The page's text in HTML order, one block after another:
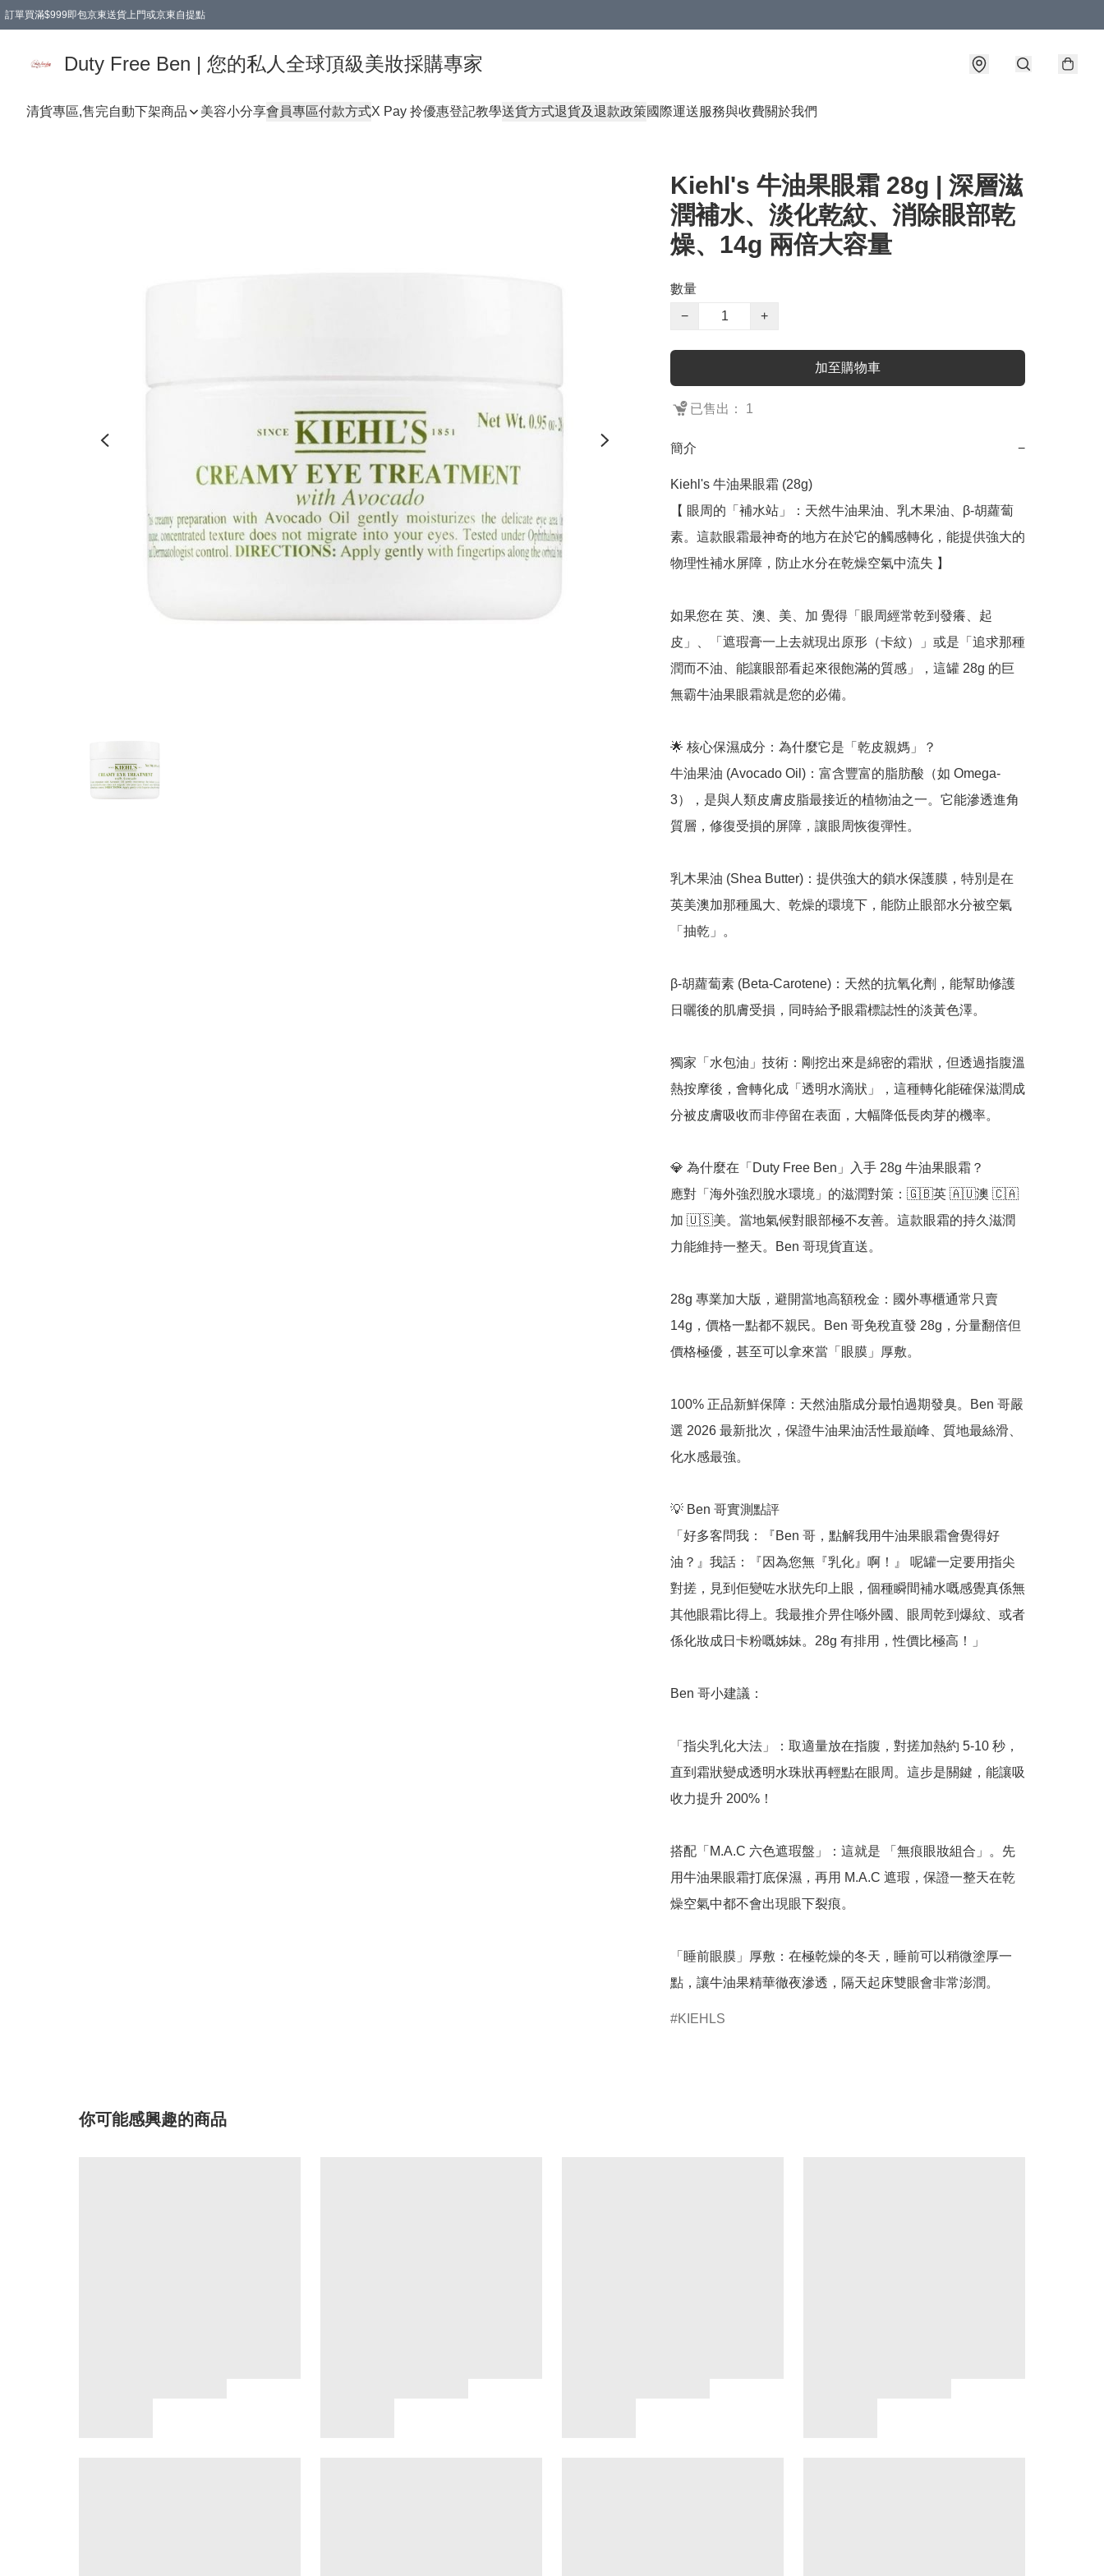
訂單買滿$999即包京東送貨上門或京東自提點
Duty Free Ben | 您的私人全球頂級美妝採購專家
清貨專區,售完自動下架商品 美容小分享會員專區付款方式X Pay 拎優惠登記教學送貨方式退貨及退款政策國際運送服務與收費關於我們
Kiehl's 牛油果眼霜 28g | 深層滋
潤補水、淡化乾紋、消除眼部乾
燥、14g 兩倍大容量
數量
−
+
加至購物車
已售出： 1
簡介 −
Kiehl's 牛油果眼霜 (28g)
【 眼周的「補水站」：天然牛油果油、乳木果油、β-胡蘿蔔
素。這款眼霜最神奇的地方在於它的觸感轉化，能提供強大的
物理性補水屏障，防止水分在乾燥空氣中流失 】
如果您在 英、澳、美、加 覺得「眼周經常乾到發癢、起
皮」、「遮瑕膏一上去就現出原形（卡紋）」或是「追求那種
潤而不油、能讓眼部看起來很飽滿的質感」，這罐 28g 的巨
無霸牛油果眼霜就是您的必備。
🌟 核心保濕成分：為什麼它是「乾皮親媽」？
牛油果油 (Avocado Oil)：富含豐富的脂肪酸（如 Omega-
3），是與人類皮膚皮脂最接近的植物油之一。它能滲透進角
質層，修復受損的屏障，讓眼周恢復彈性。
乳木果油 (Shea Butter)：提供強大的鎖水保護膜，特別是在
英美澳加那種風大、乾燥的環境下，能防止眼部水分被空氣
「抽乾」。
β-胡蘿蔔素 (Beta-Carotene)：天然的抗氧化劑，能幫助修護
日曬後的肌膚受損，同時給予眼霜標誌性的淡黃色澤。
獨家「水包油」技術：剛挖出來是綿密的霜狀，但透過指腹溫
熱按摩後，會轉化成「透明水滴狀」，這種轉化能確保滋潤成
分被皮膚吸收而非停留在表面，大幅降低長肉芽的機率。
💎 為什麼在「Duty Free Ben」入手 28g 牛油果眼霜？
應對「海外強烈脫水環境」的滋潤對策：🇬🇧英 🇦🇺澳 🇨🇦
加 🇺🇸美。當地氣候對眼部極不友善。這款眼霜的持久滋潤
力能維持一整天。Ben 哥現貨直送。
28g 專業加大版，避開當地高額稅金：國外專櫃通常只賣
14g，價格一點都不親民。Ben 哥免稅直發 28g，分量翻倍但
價格極優，甚至可以拿來當「眼膜」厚敷。
100% 正品新鮮保障：天然油脂成分最怕過期發臭。Ben 哥嚴
選 2026 最新批次，保證牛油果油活性最巔峰、質地最絲滑、
化水感最強。
💡 Ben 哥實測點評
「好多客問我：『Ben 哥，點解我用牛油果眼霜會覺得好
油？』我話：『因為您無『乳化』啊！』 呢罐一定要用指尖
對搓，見到佢變咗水狀先印上眼，個種瞬間補水嘅感覺真係無
其他眼霜比得上。我最推介畀住喺外國、眼周乾到爆紋、或者
係化妝成日卡粉嘅姊妹。28g 有排用，性價比極高！」
Ben 哥小建議：
「指尖乳化大法」：取適量放在指腹，對搓加熱約 5-10 秒，
直到霜狀變成透明水珠狀再輕點在眼周。這步是關鍵，能讓吸
收力提升 200%！
搭配「M.A.C 六色遮瑕盤」：這就是 「無痕眼妝組合」。先
用牛油果眼霜打底保濕，再用 M.A.C 遮瑕，保證一整天在乾
燥空氣中都不會出現眼下裂痕。
「睡前眼膜」厚敷：在極乾燥的冬天，睡前可以稍微塗厚一
點，讓牛油果精華徹夜滲透，隔天起床雙眼會非常澎潤。
KIEHLS
你可能感興趣的商品